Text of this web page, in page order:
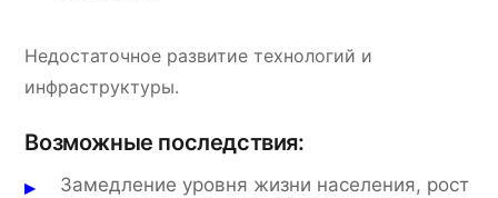
Недостаточное развитие технологий и
инфраструктуры.
Возможные последствия:
Замедление уровня жизни населения, рост